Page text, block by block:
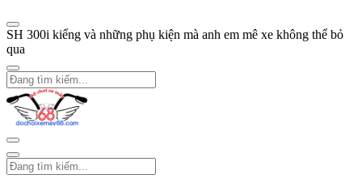
SH 300i kiểng và những phụ kiện mà anh em mê xe không thể bỏ
qua